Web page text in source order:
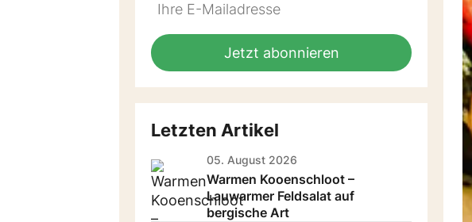
fill
this
field
Mailadresse:Jetzt abonnieren
Letzten Artikel
05. August 2026
Warmen Kooenschloot –
Lauwarmer Feldsalat auf
bergische Art